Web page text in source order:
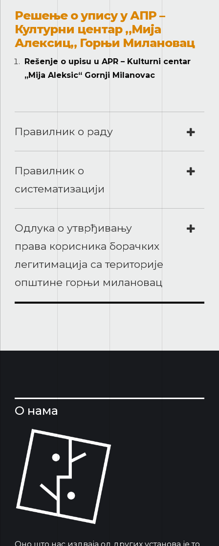
Решење о упису у АПР –
Културни центар „Мија
Алексиц„ Горњи Милановац
Rešenje o upisu u APR – Kulturni centar
„Mija Aleksic“ Gornji Milanovac
Правилник о раду
Правилник о
систематизацији
Одлука о утврђивању
права корисника борачких
легитимација са територије
општине горњи милановац
О нама